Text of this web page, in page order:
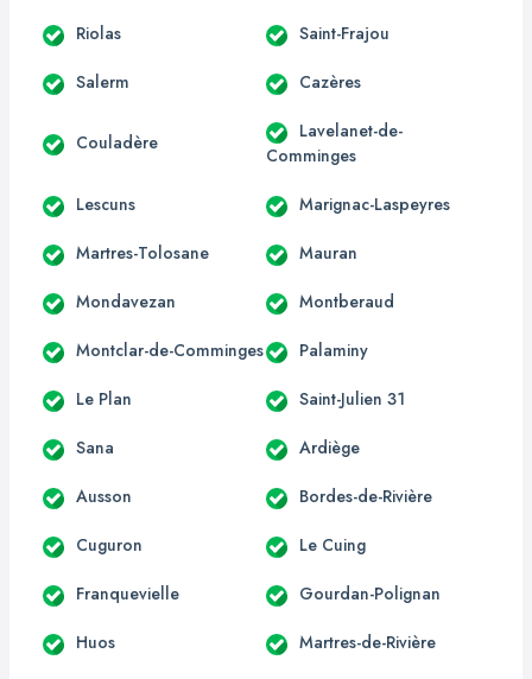
Riolas Saint-Frajou
Salerm Cazères
Couladère
Lavelanet-de-
Comminges
Lescuns Marignac-Laspeyres
Martres-Tolosane Mauran
Mondavezan Montberaud
Montclar-de-Comminges Palaminy
Le Plan Saint-Julien 31
Sana Ardiège
Ausson Bordes-de-Rivière
Cuguron Le Cuing
Franquevielle Gourdan-Polignan
Huos Martres-de-Rivière